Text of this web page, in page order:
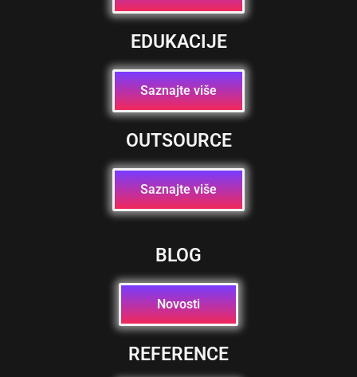
EDUKACIJE
Saznajte više
OUTSOURCE
Saznajte više
BLOG
Novosti
REFERENCE